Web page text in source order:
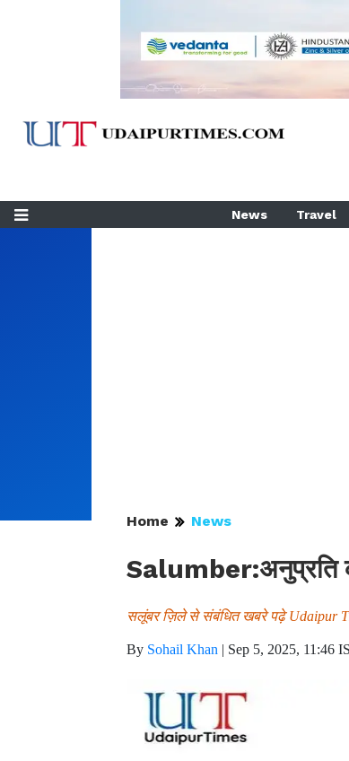
News Travel
Home News
Salumber:अनुप्रति
सलूंबर ज़िले से संबंधित खबरे पढ़े Udaipur
By Sohail Khan | Sep 5, 2025, 11:46